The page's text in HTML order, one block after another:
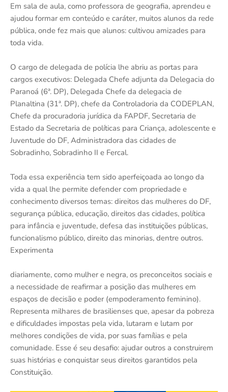
Em sala de aula, como professora de geografia, aprendeu e
ajudou formar em conteúdo e caráter, muitos alunos da rede
pública, onde fez mais que alunos: cultivou amizades para
toda vida.
O cargo de delegada de polícia lhe abriu as portas para
cargos executivos: Delegada Chefe adjunta da Delegacia do
Paranoá (6ª. DP), Delegada Chefe da delegacia de
Planaltina (31ª. DP), chefe da Controladoria da CODEPLAN,
Chefe da procuradoria jurídica da FAPDF, Secretaria de
Estado da Secretaria de políticas para Criança, adolescente e
Juventude do DF, Administradora das cidades de
Sobradinho, Sobradinho II e Fercal.
Toda essa experiência tem sido aperfeiçoada ao longo da
vida a qual lhe permite defender com propriedade e
conhecimento diversos temas: direitos das mulheres do DF,
segurança pública, educação, direitos das cidades, política
para infância e juventude, defesa das instituições públicas,
funcionalismo público, direito das minorias, dentre outros.
Experimenta
diariamente, como mulher e negra, os preconceitos sociais e
a necessidade de reafirmar a posição das mulheres em
espaços de decisão e poder (empoderamento feminino).
Representa milhares de brasilienses que, apesar da pobreza
e dificuldades impostas pela vida, lutaram e lutam por
melhores condições de vida, por suas famílias e pela
comunidade. Esse é seu desafio: ajudar outros a construirem
suas histórias e conquistar seus direitos garantidos pela
Constituição.